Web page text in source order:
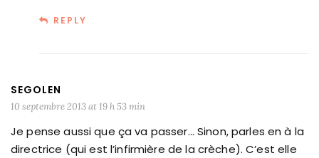
REPLY
SEGOLEN
10 septembre 2013 at 19 h 53 min
Je pense aussi que ça va passer… Sinon, parles en à la
directrice (qui est l’infirmière de la crèche). C’est elle